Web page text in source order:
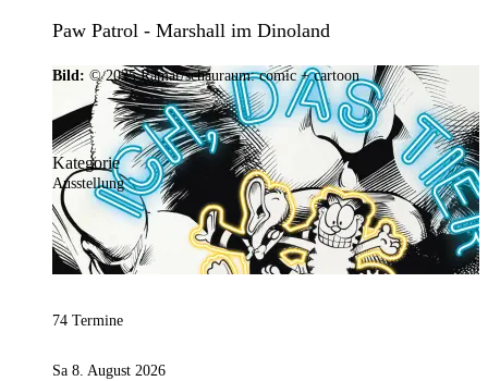
Paw Patrol - Marshall im Dinoland
Bild: © 2025 Ramar/schauraum: comic + cartoon
Kategorie
Ausstellung
74 Termine
Sa 8. August 2026